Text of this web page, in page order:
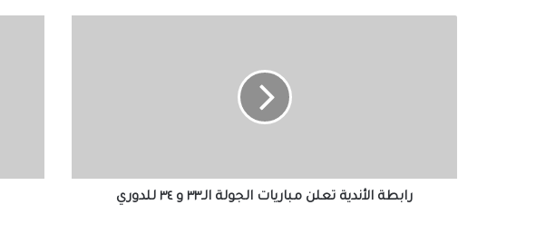
للدوري
رابطة الأندية تعلن مباريات الجولة الـ٣٣ و ٣٤ للدوري